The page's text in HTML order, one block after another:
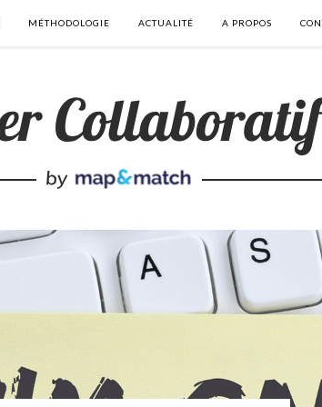
MÉTHODOLOGIE ACTUALITÉ A PROPOS